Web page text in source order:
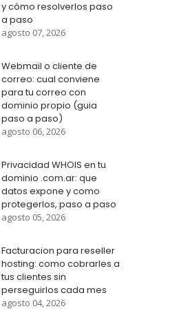
y cómo resolverlos paso
a paso
agosto 07, 2026
Webmail o cliente de
correo: cual conviene
para tu correo con
dominio propio (guia
paso a paso)
agosto 06, 2026
Privacidad WHOIS en tu
dominio .com.ar: que
datos expone y como
protegerlos, paso a paso
agosto 05, 2026
Facturacion para reseller
hosting: como cobrarles a
tus clientes sin
perseguirlos cada mes
agosto 04, 2026